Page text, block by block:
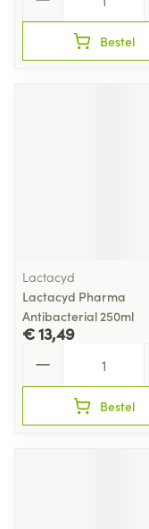
Bestel
Lactacyd
Lactacyd Pharma
Antibacterial 250ml
€ 13,49
Bestel